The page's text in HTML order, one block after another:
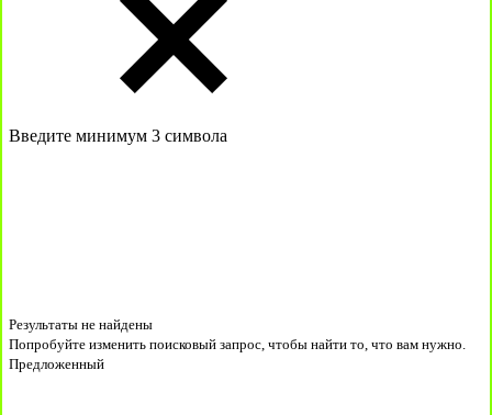
Введите минимум 3 символа
Результаты не найдены
Попробуйте изменить поисковый запрос, чтобы найти то, что вам нужно.
Предложенный